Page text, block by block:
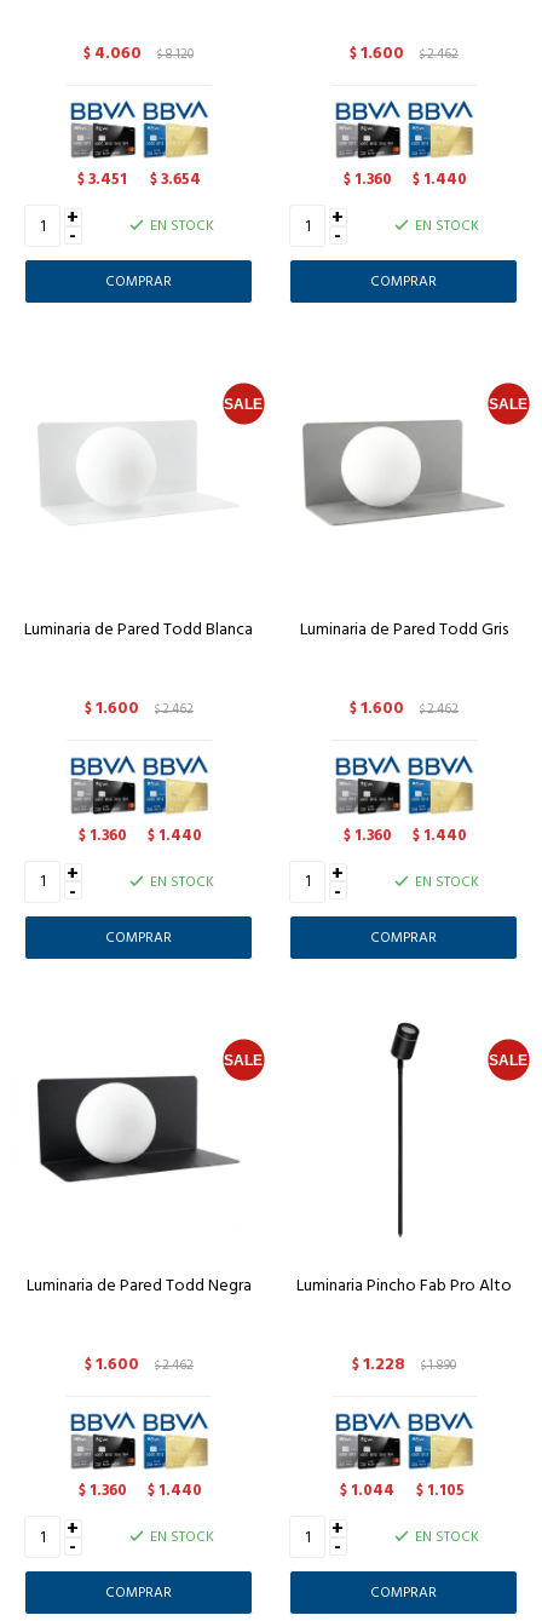
$ 4.060 $8.120
$3.451 $3.654
+
- EN STOCK
$1.600 $2.462
$ 1.360 $ 1.440
+
- EN STOCK
Luminaria de Pared Todd Blanca
$1.600 $2.462
$ 1.360 $ 1.440
+
- EN STOCK
Luminaria de Pared Todd Gris
$1.600 $2.462
$ 1.360 $ 1.440
+
- EN STOCK
Luminaria de Pared Todd Negra
$1.600 $2.462
$ 1.360 $ 1.440
+
- EN STOCK
Luminaria Pincho Fab Pro Alto
$1.228 $1.890
$ 1.044 $ 1.105
+
- EN STOCK